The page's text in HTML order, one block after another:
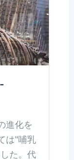
進化を
は"哺乳
た。代